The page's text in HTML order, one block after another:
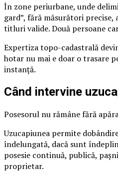
În zone periurbane, unde
gard”, fără măsurători precise,
titluri valide. Două persoane
Expertiza topo-cadastrală
hotar nu mai e doar o trasare
instanță.
Când intervine
Posesorul nu rămâne fără
Uzucapiunea permite
îndelungată, dacă sunt
posesie continuă, publică,
proprietar.